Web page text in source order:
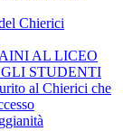
Chierici
AL LICEO
STUDENTI
al Chierici che